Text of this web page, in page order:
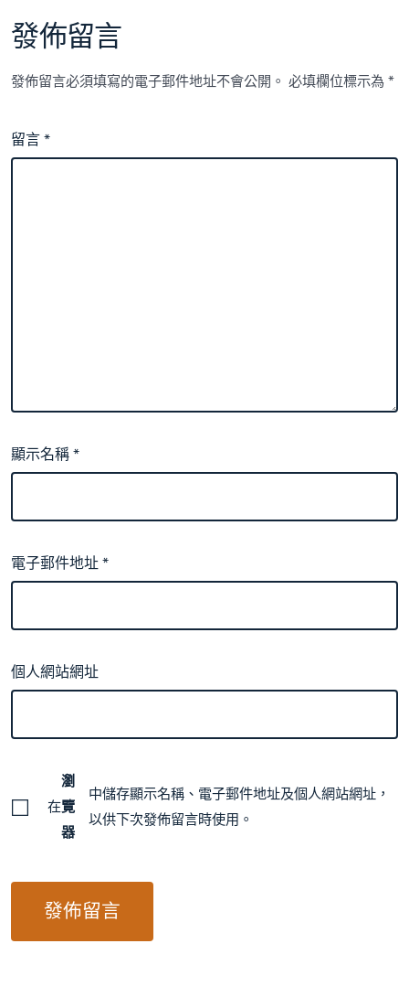
發佈留言
發佈留言必須填寫的電子郵件地址不會公開。 必填欄位標示為*
留言*
顯示名稱*
電子郵件地址*
個人網站網址
在
瀏
覽
器
中儲存顯示名稱、電子郵件地址及個人網站網址，
以供下次發佈留言時使用。